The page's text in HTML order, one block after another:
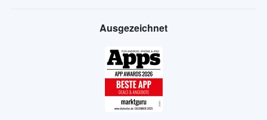
Ausgezeichnet